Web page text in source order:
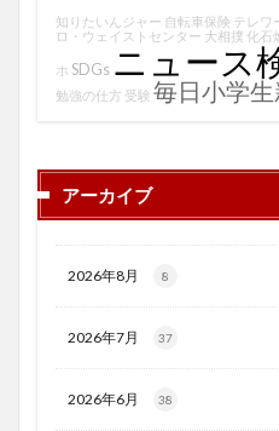
知りたいんジャー 自転車保険 テレワ
ロ・ウェイストセンター 大相撲 化石
ホ SDGs ニュース
勉強の仕方 受験 毎日小学
アーカイブ
2026年8月 8
2026年7月 37
2026年6月 38